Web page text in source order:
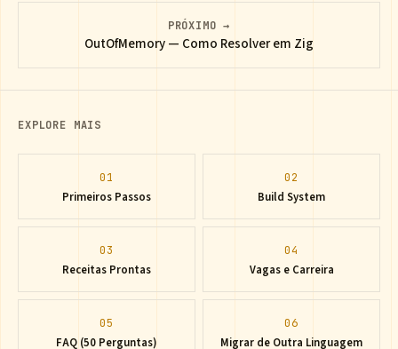
PRÓXIMO →
OutOfMemory — Como Resolver em Zig
EXPLORE MAIS
01
Primeiros Passos
02
Build System
03
Receitas Prontas
04
Vagas e Carreira
05
FAQ (50 Perguntas)
06
Migrar de Outra Linguagem